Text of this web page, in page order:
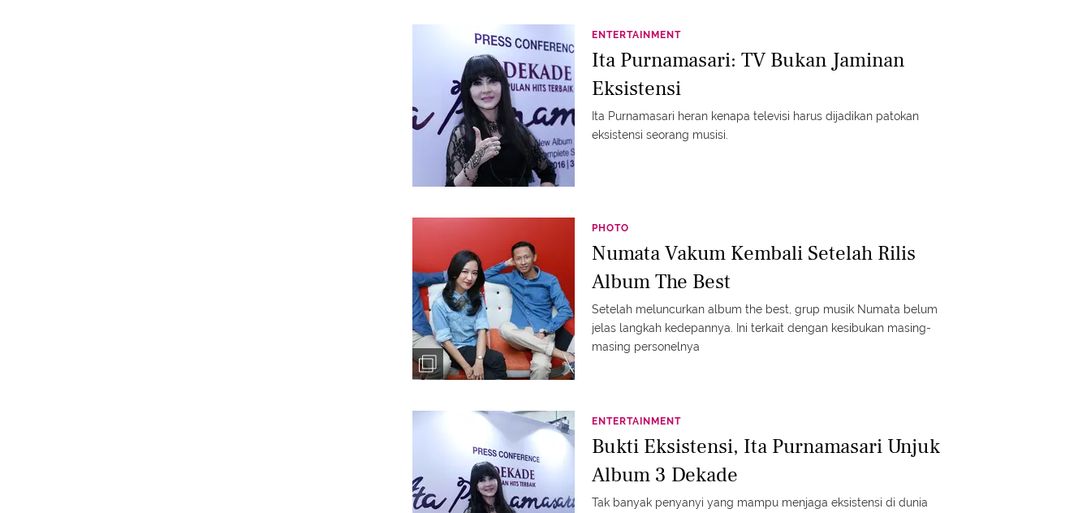
ENTERTAINMENT
Ita Purnamasari: TV Bukan Jaminan
Eksistensi
Ita Purnamasari heran kenapa televisi harus dijadikan patokan
eksistensi seorang musisi.
PHOTO
Numata Vakum Kembali Setelah Rilis
Album The Best
Setelah meluncurkan album the best, grup musik Numata belum
jelas langkah kedepannya. Ini terkait dengan kesibukan masing-
masing personelnya
ENTERTAINMENT
Bukti Eksistensi, Ita Purnamasari Unjuk
Album 3 Dekade
Tak banyak penyanyi yang mampu menjaga eksistensi di dunia